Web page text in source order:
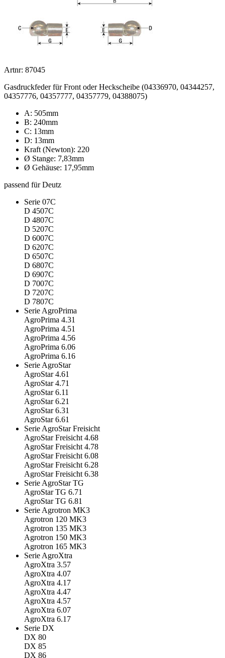
Artnr: 87045
Gasdruckfeder für Front oder Heckscheibe (04336970, 04344257,
04357776, 04357777, 04357779, 04388075)
A: 505mm
B: 240mm
C: 13mm
D: 13mm
Kraft (Newton): 220
Ø Stange: 7,83mm
Ø Gehäuse: 17,95mm
passend für Deutz
Serie 07C
D 4507C
D 4807C
D 5207C
D 6007C
D 6207C
D 6507C
D 6807C
D 6907C
D 7007C
D 7207C
D 7807C
Serie AgroPrima
AgroPrima 4.31
AgroPrima 4.51
AgroPrima 4.56
AgroPrima 6.06
AgroPrima 6.16
Serie AgroStar
AgroStar 4.61
AgroStar 4.71
AgroStar 6.11
AgroStar 6.21
AgroStar 6.31
AgroStar 6.61
Serie AgroStar Freisicht
AgroStar Freisicht 4.68
AgroStar Freisicht 4.78
AgroStar Freisicht 6.08
AgroStar Freisicht 6.28
AgroStar Freisicht 6.38
Serie AgroStar TG
AgroStar TG 6.71
AgroStar TG 6.81
Serie Agrotron MK3
Agrotron 120 MK3
Agrotron 135 MK3
Agrotron 150 MK3
Agrotron 165 MK3
Serie AgroXtra
AgroXtra 3.57
AgroXtra 4.07
AgroXtra 4.17
AgroXtra 4.47
AgroXtra 4.57
AgroXtra 6.07
AgroXtra 6.17
Serie DX
DX 80
DX 85
DX 86